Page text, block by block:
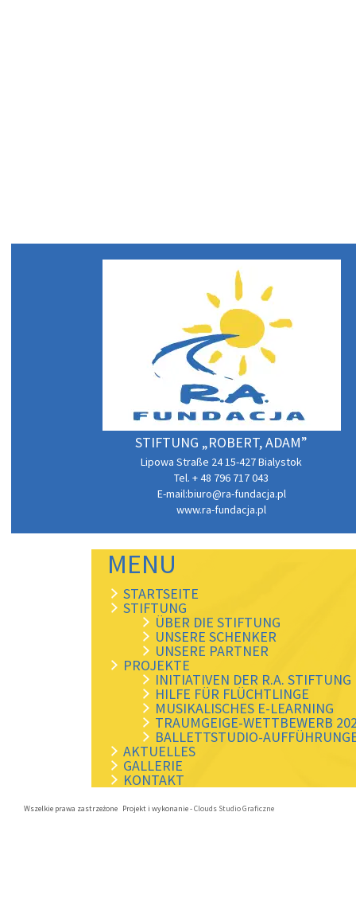
STIFTUNG „ROBERT, ADAM”
Lipowa Straße 24 15-427 Bialystok
Tel. + 48 796 717 043
E-mail:biuro@ra-fundacja.pl
www.ra-fundacja.pl
MENU
STARTSEITE
STIFTUNG
ÜBER DIE STIFTUNG
UNSERE SCHENKER
UNSERE PARTNER
PROJEKTE
INITIATIVEN DER R.A. STIFTUNG
HILFE FÜR FLÜCHTLINGE
MUSIKALISCHES E-LEARNING
TRAUMGEIGE-WETTBEWERB
BALLETTSTUDIO-
AKTUELLES
GALLERIE
KONTAKT
Wszelkie prawa zastrzeżone Projekt i wykonanie -Clouds Studio Graficzne